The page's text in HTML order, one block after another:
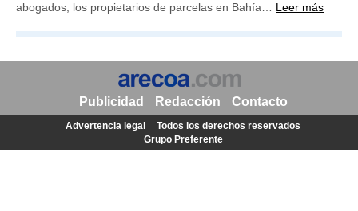
abogados, los propietarios de parcelas en Bahía… Leer más
Publicidad Redacción Contacto
Advertencia legal
Todos los derechos reservados
Grupo Preferente